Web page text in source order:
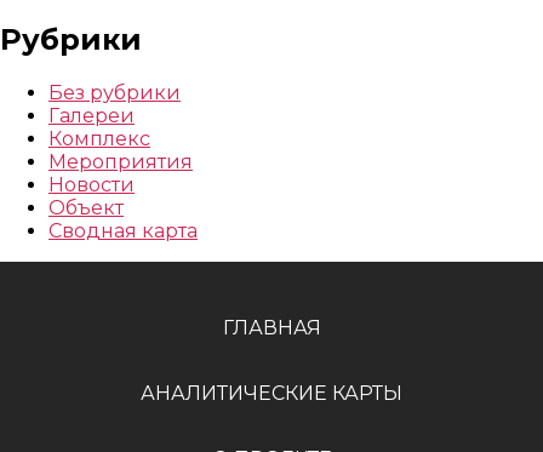
Рубрики
Без рубрики
Галереи
Комплекс
Мероприятия
Новости
Объект
Сводная карта
ГЛАВНАЯ
АНАЛИТИЧЕСКИЕ КАРТЫ